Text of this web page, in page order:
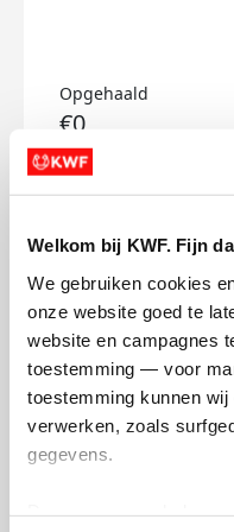
Welkom bij KWF. Fijn
We gebruiken cookies
onze website goed te
website en campagnes
toestemming — voor
toestemming kunnen
verwerken, zoals
gegevens.
Opgehaald
€0
Doneer